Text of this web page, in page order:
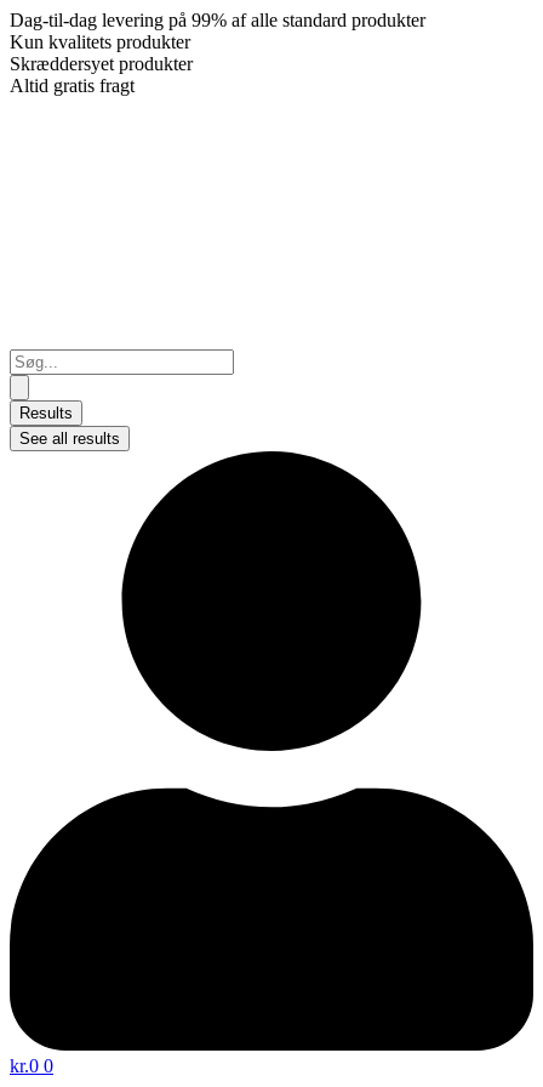
Dag-til-dag levering på 99% af alle standard produkter
Kun kvalitets produkter
Skræddersyet produkter
Altid gratis fragt
Search
...
Results
See all results
kr.0 0